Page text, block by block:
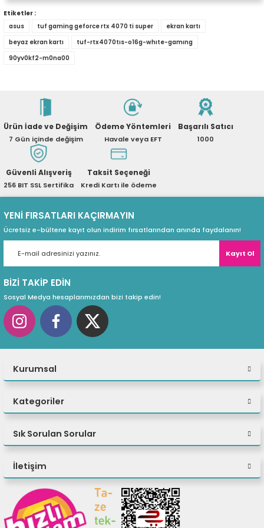
Yorum Yaz
Etiketler :
asus
tuf gaming geforce rtx 4070 ti super
ekran kartı
beyaz ekran kartı
tuf-rtx4070tıs-o16g-whıte-gamıng
90yv0kf2-m0na00
Ürün İade ve Değişim
7 Gün içinde değişim
Ödeme Yöntemleri
Havale veya EFT
Başarılı Satıcı
1000
Güvenli Alışveriş
256 BIT SSL Sertifika
Taksit Seçeneği
Kredi Kartı ile ödeme
YENİ FIRSATLARI KAÇIRMAYIN
Ücretsiz e-bültene kayıt olun indirim fırsatlarından anında faydalanın!
Kayıt Ol
BİZİ TAKİP EDİN
Sosyal Medya hesaplarımızdan bizi takip edin!
Kurumsal
Kategoriler
Sık Sorulan Sorular
İletişim